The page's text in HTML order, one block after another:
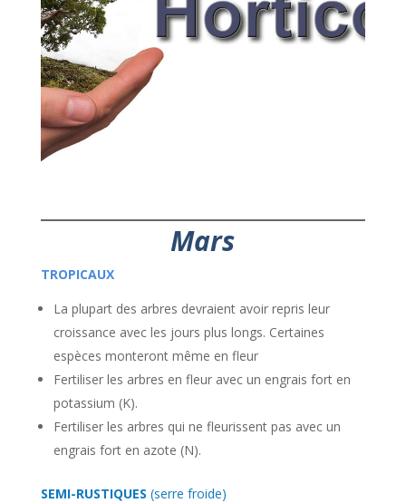
Mars
TROPICAUX
La plupart des arbres devraient avoir repris leur
croissance avec les jours plus longs. Certaines
espèces monteront même en fleur
Fertiliser les arbres en fleur avec un engrais fort en
potassium (K).
Fertiliser les arbres qui ne fleurissent pas avec un
engrais fort en azote (N).
SEMI-RUSTIQUES (serre froide)